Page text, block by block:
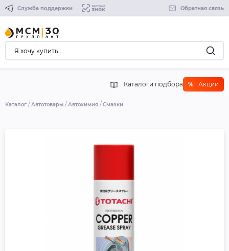
Служба поддержки Обратная связь
Каталоги подбора % Акции
Каталог Автотовары Автохимия Смазки